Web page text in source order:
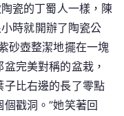
瓷的丁蜀人一樣，陳
時就開辦了陶瓷公
砂壺整潔地擺在一塊
完美對稱的盆栽，
比右邊的長了零點
戳洞。”她笑著回